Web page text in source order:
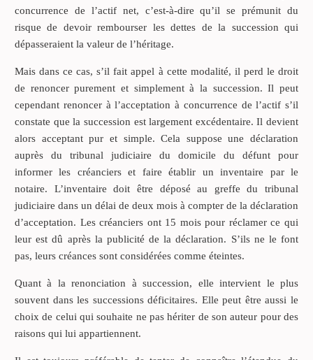
concurrence de l’actif net, c’est-à-dire qu’il se prémunit du
risque de devoir rembourser les dettes de la succession qui
dépasseraient la valeur de l’héritage.
Mais dans ce cas, s’il fait appel à cette modalité, il perd le droit
de renoncer purement et simplement à la succession. Il peut
cependant renoncer à l’acceptation à concurrence de l’actif s’il
constate que la succession est largement excédentaire. Il devient
alors acceptant pur et simple. Cela suppose une déclaration
auprès du tribunal judiciaire du domicile du défunt pour
informer les créanciers et faire établir un inventaire par le
notaire. L’inventaire doit être déposé au greffe du tribunal
judiciaire dans un délai de deux mois à compter de la déclaration
d’acceptation. Les créanciers ont 15 mois pour réclamer ce qui
leur est dû après la publicité de la déclaration. S’ils ne le font
pas, leurs créances sont considérées comme éteintes.
Quant à la renonciation à succession, elle intervient le plus
souvent dans les successions déficitaires. Elle peut être aussi le
choix de celui qui souhaite ne pas hériter de son auteur pour des
raisons qui lui appartiennent.